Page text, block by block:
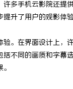
多手机云影院还
升了用户的观影体
。在界面设计上
不同的画质和字